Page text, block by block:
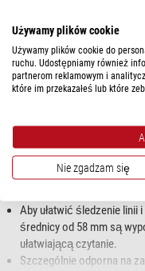
3,9x 100x50mm
2,8x 100x75mm
OPIS ARTYKUŁU
System varioPLUS
Szczególnie przydatne do
można trzymać lupy w
Aby ułatwić śledzenie
średnicy od 58 mm są
ułatwiającą czytanie.
Szczególnie odporna na
Używamy plików cookie
Używamy plików cookie do
ruchu. Udostępniamy również
partnerom reklamowym i
które im przekazałeś lub które
Nie zgadzam się